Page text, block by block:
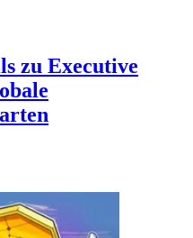
zu Executive